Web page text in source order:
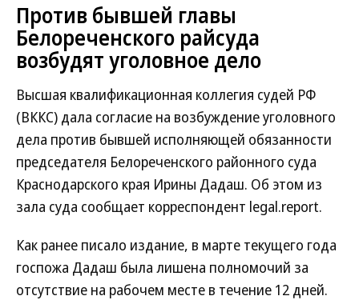
Против бывшей главы
Белореченского райсуда
возбудят уголовное дело
Высшая квалификационная коллегия судей РФ
(ВККС) дала согласие на возбуждение уголовного
дела против бывшей исполняющей обязанности
председателя Белореченского районного суда
Краснодарского края Ирины Дадаш. Об этом из
зала суда сообщает корреспондент legal.report.
Как ранее писало издание, в марте текущего года
госпожа Дадаш была лишена полномочий за
отсутствие на рабочем месте в течение 12 дней.